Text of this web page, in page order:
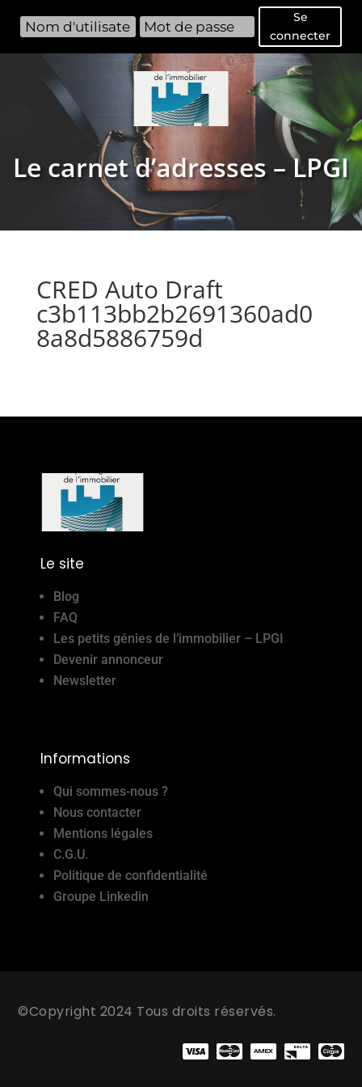
Se
connecter
Le carnet d’adresses – LPGI
CRED Auto Draft
c3b113bb2b2691360ad0
8a8d5886759d
Le site
Blog
FAQ
Les petits génies de l’immobilier – LPGI
Devenir annonceur
Newsletter
Informations
Qui sommes-nous ?
Nous contacter
Mentions légales
C.G.U.
Politique de confidentialité
Groupe Linkedin
©Copyright 2024 Tous droits réservés.